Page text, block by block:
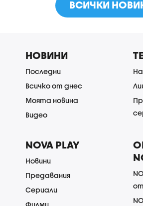
ВСИЧКИ
НОВИНИ
Последни
Всичко от днес
Моята новина
Видео
NOVA PLAY
Новини
Предавания
Сериали
Филми